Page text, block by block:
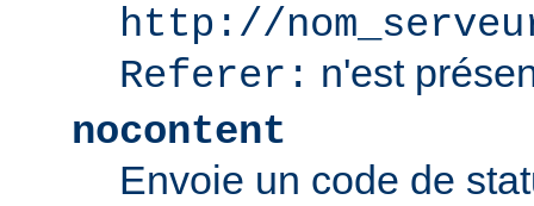
http://
Referer: n'est
nocontent
Envoie un code de